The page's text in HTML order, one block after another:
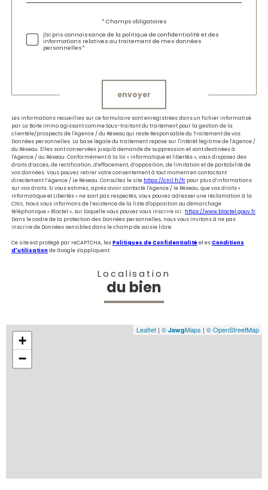
* Champs obligatoires
j'ai pris connaissance de la politique de confidentialité et des
informations relatives au traitement de mes données
personnelles*
envoyer
Les informations recueillies sur ce formulaire sont enregistrées dans un fichier informatisé
par La Boite Immo agissant comme Sous-traitant du traitement pour la gestion de la
clientèle/prospects de l'Agence / du Réseau qui reste Responsable du Traitement de vos
Données personnelles. La base légale du traitement repose sur l'intérêt légitime de l'Agence /
du Réseau. Elles sont conservées jusqu'à demande de suppression et sont destinées à
l'Agence / au Réseau. Conformément à la loi « informatique et libertés », vous disposez des
droits d’accès, de rectification, d’effacement, d’opposition, de limitation et de portabilité de
vos données. Vous pouvez retirer votre consentement à tout moment en contactant
directement l’Agence / Le Réseau. Consultez le site https://cnil.fr/fr pour plus d’informations
sur vos droits. Si vous estimez, après avoir contacté l'Agence / le Réseau, que vos droits «
Informatique et Libertés » ne sont pas respectés, vous pouvez adresser une réclamation à la
CNIL. Nous vous informons de l’existence de la liste d'opposition au démarchage
téléphonique « Bloctel », sur laquelle vous pouvez vous inscrire ici : https://www.bloctel.gouv.fr.
Dans le cadre de la protection des Données personnelles, nous vous invitons à ne pas
inscrire de Données sensibles dans le champ de saisie libre.
Ce site est protégé par reCAPTCHA, lesPolitiques de Confidentialitéet esConditions
d'utilisationde Google s'appliquent.
Localisation
du bien
+
−
Leaflet | © JawgMaps | © OpenStreetMap